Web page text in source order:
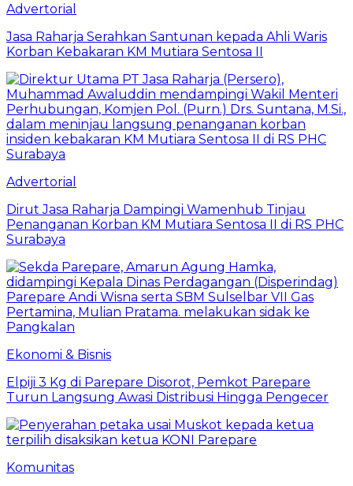
Advertorial
Jasa Raharja Serahkan Santunan kepada Ahli Waris
Korban Kebakaran KM Mutiara Sentosa II
Advertorial
Dirut Jasa Raharja Dampingi Wamenhub Tinjau
Penanganan Korban KM Mutiara Sentosa II di RS PHC
Surabaya
Ekonomi & Bisnis
Elpiji 3 Kg di Parepare Disorot, Pemkot Parepare
Turun Langsung Awasi Distribusi Hingga Pengecer
Komunitas